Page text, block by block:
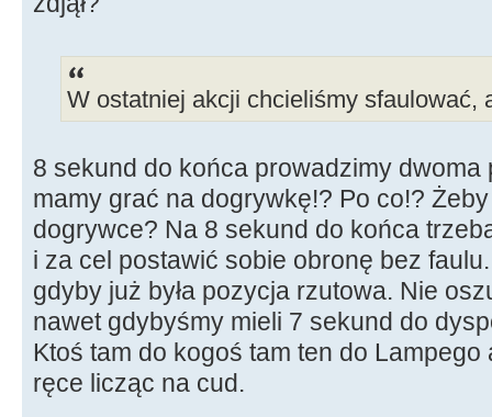
W ostatniej akcji chcieliśmy sfaulować,
8 sekund do końca prowadzimy
mamy grać na dogrywkę!? Po co!?
dogrywce? Na 8 sekund do końca
i za cel postawić sobie obronę bez
gdyby już była pozycja rzutowa. Nie
nawet gdybyśmy mieli 7 sekund do
Ktoś tam do kogoś tam ten do Lampego
ręce licząc na cud.